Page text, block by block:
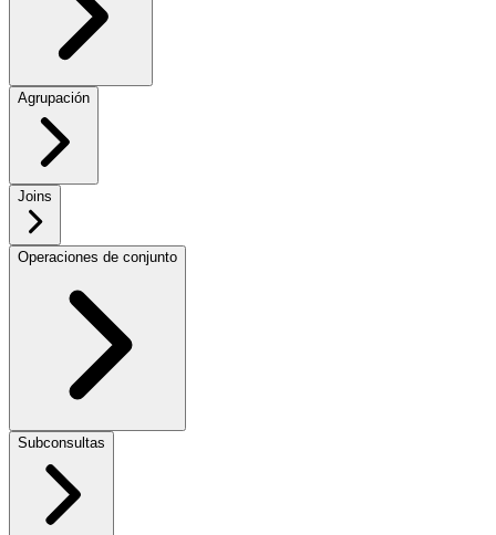
Agrupación
Joins
Operaciones de conjunto
Subconsultas